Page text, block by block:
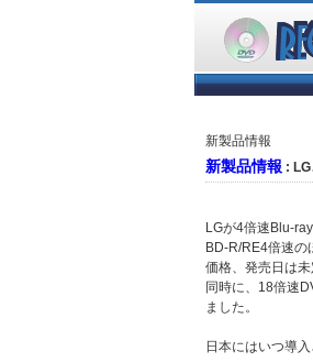
新製品情報
新製品情報 :
LGが4倍速Blu-
BD-R/RE4倍速の
価格、発売日は未
同時に、18倍速
ました。
日本にはいつ導